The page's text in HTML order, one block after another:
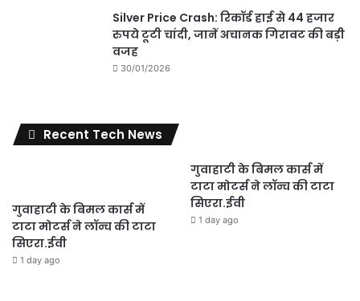
Silver Price Crash: रिकॉर्ड हाई से 44 हजार
रुपये टूटी चांदी, जानें अचानक गिरावट की बड़ी
वजह
30/01/2026
Recent Tech News
गुवाहाटी के बिमल कार्स में
टाटा मोटर्स ने लॉन्च की टाटा
सिएरा.ईवी
1 day ago
गुवाहाटी के बिमल कार्स में
टाटा मोटर्स ने लॉन्च की टाटा
सिएरा.ईवी
1 day ago